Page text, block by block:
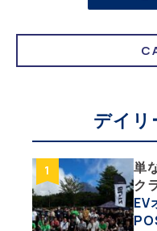
デイ
単
ク
「
彩
EV